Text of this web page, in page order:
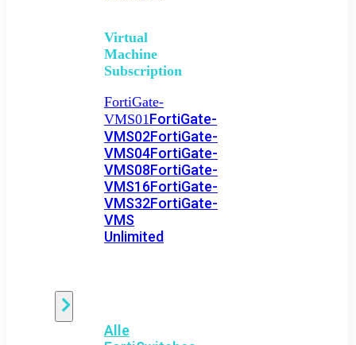
Virtual
Machine
Subscription
FortiGate-
VMS01FortiGate-
VMS02FortiGate-
VMS04FortiGate-
VMS08FortiGate-
VMS16FortiGate-
VMS32FortiGate-
VMS
Unlimited
Alle